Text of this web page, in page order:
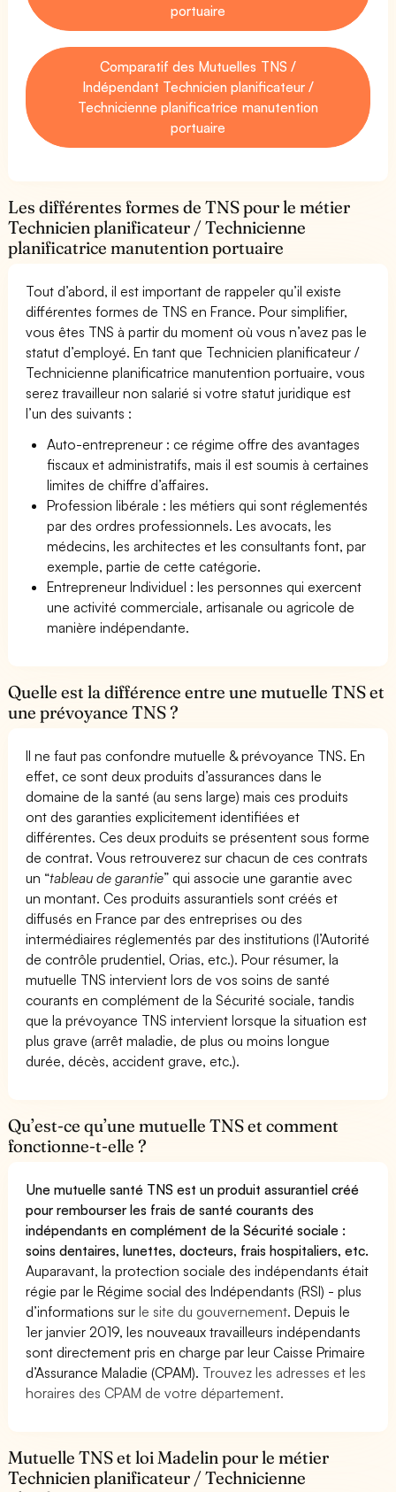
portuaire
Comparatif des Mutuelles TNS /
Indépendant Technicien planificateur /
Technicienne planificatrice manutention
portuaire
Les différentes formes de TNS pour le métier
Technicien planificateur / Technicienne
planificatrice manutention portuaire
Tout d’abord, il est important de rappeler qu’il existe
différentes formes de TNS en France. Pour simplifier,
vous êtes TNS à partir du moment où vous n’avez pas le
statut d’employé. En tant que Technicien planificateur /
Technicienne planificatrice manutention portuaire, vous
serez travailleur non salarié si votre statut juridique est
l’un des suivants :
Auto-entrepreneur : ce régime offre des avantages
fiscaux et administratifs, mais il est soumis à certaines
limites de chiffre d’affaires.
Profession libérale : les métiers qui sont réglementés
par des ordres professionnels. Les avocats, les
médecins, les architectes et les consultants font, par
exemple, partie de cette catégorie.
Entrepreneur Individuel : les personnes qui exercent
une activité commerciale, artisanale ou agricole de
manière indépendante.
Quelle est la différence entre une mutuelle TNS et
une prévoyance TNS ?
Il ne faut pas confondre mutuelle & prévoyance TNS. En
effet, ce sont deux produits d’assurances dans le
domaine de la santé (au sens large) mais ces produits
ont des garanties explicitement identifiées et
différentes. Ces deux produits se présentent sous forme
de contrat. Vous retrouverez sur chacun de ces contrats
un “tableau de garantie” qui associe une garantie avec
un montant. Ces produits assurantiels sont créés et
diffusés en France par des entreprises ou des
intermédiaires réglementés par des institutions (l’Autorité
de contrôle prudentiel, Orias, etc.). Pour résumer, la
mutuelle TNS intervient lors de vos soins de santé
courants en complément de la Sécurité sociale, tandis
que la prévoyance TNS intervient lorsque la situation est
plus grave (arrêt maladie, de plus ou moins longue
durée, décès, accident grave, etc.).
Qu’est-ce qu’une mutuelle TNS et comment
fonctionne-t-elle ?
Une mutuelle santé TNS est un produit assurantiel créé
pour rembourser les frais de santé courants des
indépendants en complément de la Sécurité sociale :
soins dentaires, lunettes, docteurs, frais hospitaliers, etc.
Auparavant, la protection sociale des indépendants était
régie par le Régime social des Indépendants (RSI) - plus
d’informations surle site du gouvernement. Depuis le
1er janvier 2019, les nouveaux travailleurs indépendants
sont directement pris en charge par leur Caisse Primaire
d’Assurance Maladie (CPAM). Trouvez les adresses et les
horaires des CPAM de votre département.
Mutuelle TNS et loi Madelin pour le métier
Technicien planificateur / Technicienne